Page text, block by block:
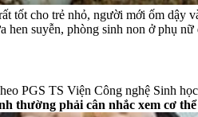
tốt cho trẻ nhỏ, người mới ốm dậy
suyễn, phòng sinh non ở phụ
PGS TS Viện Công nghệ Sinh
thường phải cân nhắc xem cơ